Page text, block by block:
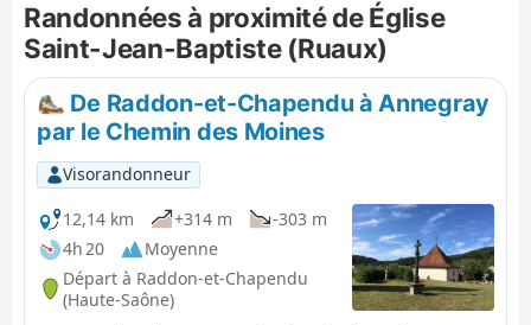
point de vue sur le Jura et peut être aussi
avec vue sur le Mont Blanc (suivant la
météo).
Randonnées à proximité de Église
Saint-Jean-Baptiste (Ruaux)
De Raddon-et-Chapendu à Annegray
par le Chemin des Moines
Visorandonneur
12,14 km
+314 m
-303 m
4h 20
Moyenne
Départ à Raddon-et-Chapendu
(Haute-Saône)